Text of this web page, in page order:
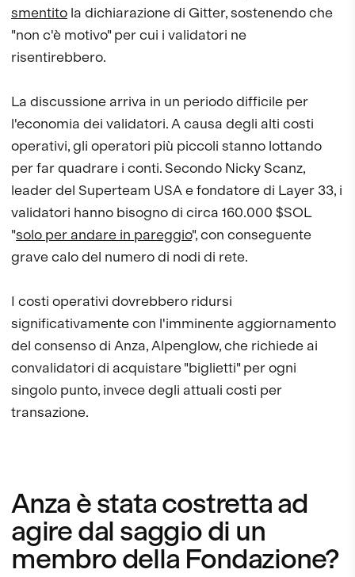
smentito la dichiarazione di Gitter, sostenendo che
"non c'è motivo" per cui i validatori ne
risentirebbero.
La discussione arriva in un periodo difficile per
l'economia dei validatori. A causa degli alti costi
operativi, gli operatori più piccoli stanno lottando
per far quadrare i conti. Secondo Nicky Scanz,
leader del Superteam USA e fondatore di Layer 33, i
validatori hanno bisogno di circa 160.000 $SOL
"solo per andare in pareggio", con conseguente
grave calo del numero di nodi di rete.
I costi operativi dovrebbero ridursi
significativamente con l'imminente aggiornamento
del consenso di Anza, Alpenglow, che richiede ai
convalidatori di acquistare "biglietti" per ogni
singolo punto, invece degli attuali costi per
transazione.
Anza è stata costretta ad
agire dal saggio di un
membro della Fondazione?